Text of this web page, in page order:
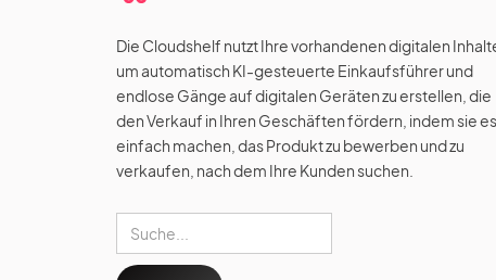
Die Cloudshelf nutzt Ihre vorhandenen digitalen
um automatisch KI-gesteuerte Einkaufsführer und
endlose Gänge auf digitalen Geräten zu erstellen, die
den Verkauf in Ihren Geschäften fördern, indem sie es
einfach machen, das Produkt zu bewerben und zu
verkaufen, nach dem Ihre Kunden suchen.